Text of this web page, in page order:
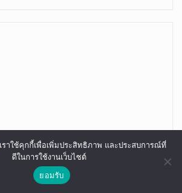
ยเจ็บ” “เสี่ยคม” กลายเป็น “ก้อนขี้
เราใช้คุกกี้เพื่อเพิ่มประสิทธิภาพ และประสบการณ์ที่
ดีในการใช้งานเว็บไซต์
ยอมรับ